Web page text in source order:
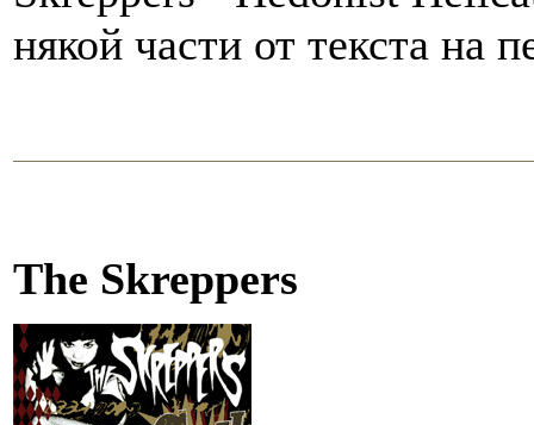
някой части от текста на
The Skreppers